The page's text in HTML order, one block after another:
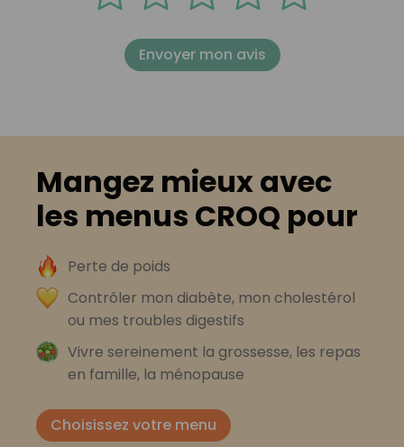
Envoyer mon avis
Mangez mieux avec
les menus CROQ pour
Perte de poids
Contrôler mon diabète, mon cholestérol
ou mes troubles digestifs
Vivre sereinement la grossesse, les repas
en famille, la ménopause
Choisissez votre menu